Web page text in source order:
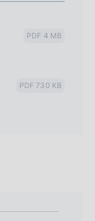
PDF 4 MB
PDF 730 KB